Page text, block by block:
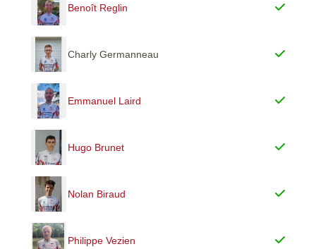
Benoît Reglin
Charly Germanneau
Emmanuel Laird
Hugo Brunet
Nolan Biraud
Philippe Vezien